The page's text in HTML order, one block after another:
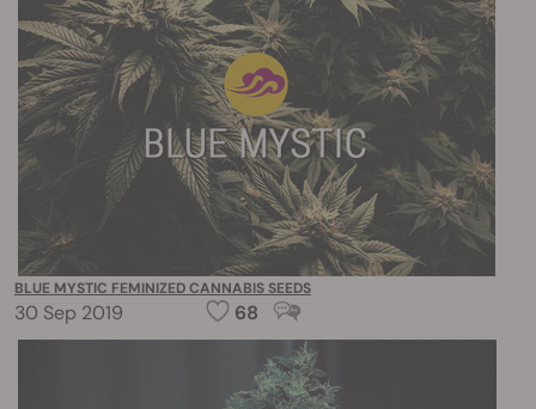
BLUE MYSTIC FEMINIZED CANNABIS SEEDS
30 Sep 2019 68